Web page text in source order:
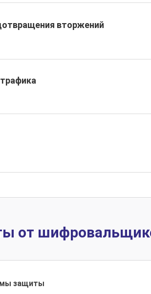
вторжений
от
защиты